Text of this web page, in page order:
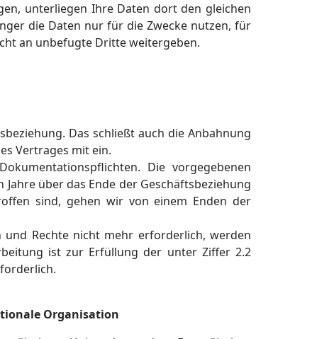
unterliegen Ihre Daten dort den gleichen
die Daten nur für die Zwecke nutzen, für
an unbefugte Dritte weitergeben.
Das schließt auch die Anbahnung
Vertrages mit ein.
Die vorgegebenen
über das Ende der Geschäftsbeziehung
sind, gehen wir von einem Enden der
Rechte nicht mehr erforderlich, werden
ist zur Erfüllung der unter Ziffer 2.2
Organisation